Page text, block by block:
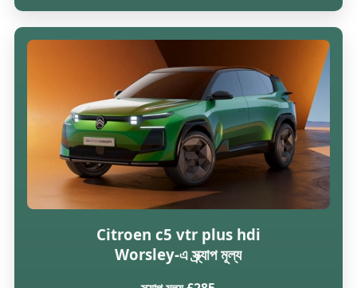
Citroen c5 vtr plus hdi
Worsley-এ স্ক্র্যাপ মূল্য